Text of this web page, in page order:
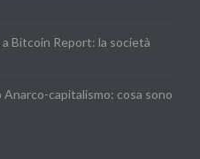
a Bitcoin Report: la società
capitalismo: cosa sono